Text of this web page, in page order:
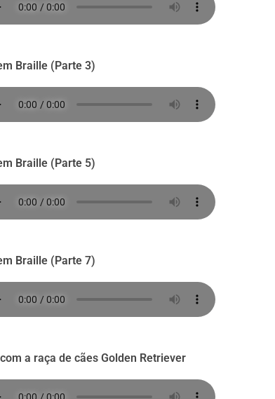
Braille (Parte 3)
Braille (Parte 5)
Braille (Parte 7)
a raça de cães Golden Retriever